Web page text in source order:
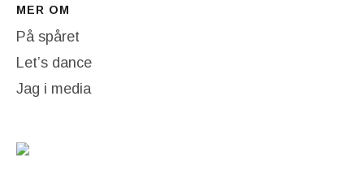
MER OM
På spåret
Let’s dance
Jag i media